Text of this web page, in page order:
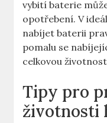
vybití baterie
opotřebení. V
nabíjet baterii
pomalu ‌se
celkovou
Tipy ⁣pro
životnosti